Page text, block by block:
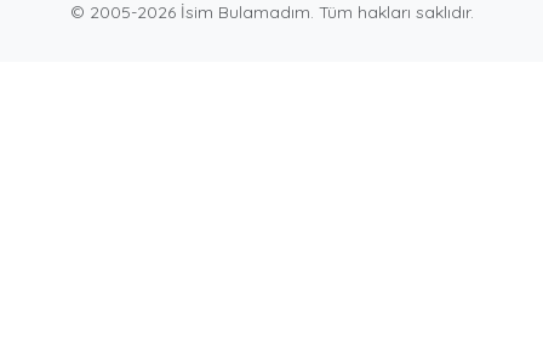
© 2005-2026 İsim Bulamadım. Tüm hakları saklıdır.